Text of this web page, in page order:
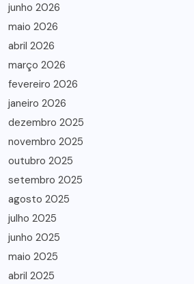
junho 2026
maio 2026
abril 2026
março 2026
fevereiro 2026
janeiro 2026
dezembro 2025
novembro 2025
outubro 2025
setembro 2025
agosto 2025
julho 2025
junho 2025
maio 2025
abril 2025